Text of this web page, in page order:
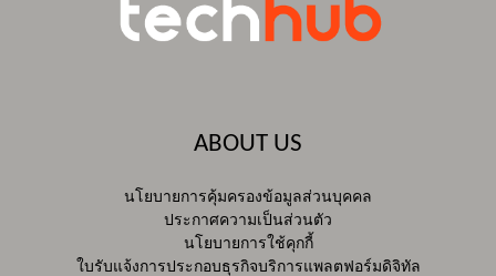
ABOUT US
นโยบายการคุ้มครองข้อมูลส่วนบุคคล
ประกาศความเป็นส่วนตัว
นโยบายการใช้คุกกี้
ใบรับแจ้งการประกอบธุรกิจบริการแพลตฟอร์มดิจิทัล